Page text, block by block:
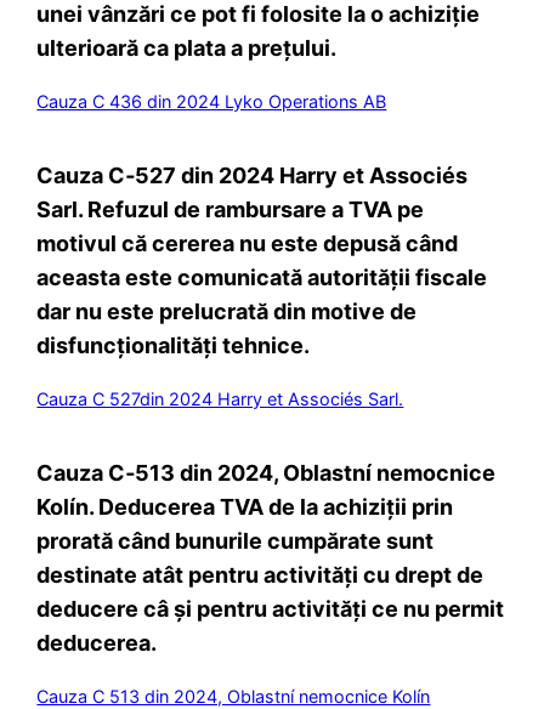
unei vânzări ce pot fi folosite la o achiziție
ulterioară ca plata a prețului.
Cauza C 436 din 2024 Lyko Operations AB
Cauza C‑527 din 2024 Harry et Associés
Sarl. Refuzul de rambursare a TVA pe
motivul că cererea nu este depusă când
aceasta este comunicată autorității fiscale
dar nu este prelucrată din motive de
disfuncționalități tehnice.
Cauza C 527din 2024 Harry et Associés Sarl.
Cauza C‑513 din 2024, Oblastní nemocnice
Kolín. Deducerea TVA de la achiziții prin
prorată când bunurile cumpărate sunt
destinate atât pentru activități cu drept de
deducere câ și pentru activități ce nu permit
deducerea.
Cauza C 513 din 2024, Oblastní nemocnice Kolín